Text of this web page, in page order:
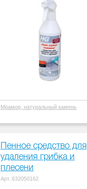
Мрамор, натуральный камень
Пенное средство для
удаления грибка и
плесени
Арт.:632050162